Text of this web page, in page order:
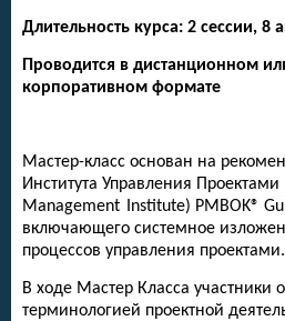
Длительность курса: 2 сессии, 8
Проводится в дистанционном
корпоративном формате
Мастер-класс основан на
Института Управления Проектами
Management
Institute) PMBOK®
включающего системное
процессов управления проектами.
В ходе Мастер Класса участники
терминологией проектной